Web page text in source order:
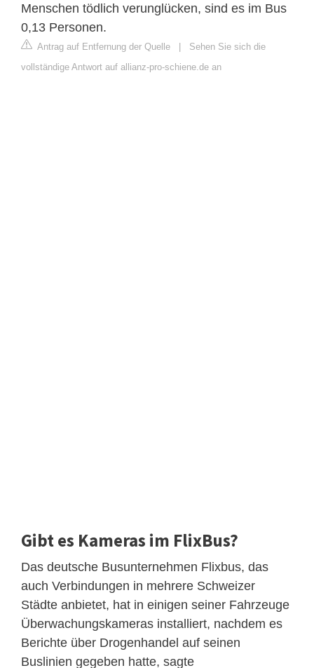
Menschen tödlich verunglücken, sind es im Bus
0,13 Personen.
Antrag auf Entfernung der Quelle | Sehen Sie sich die
vollständige Antwort auf allianz-pro-schiene.de an
Gibt es Kameras im FlixBus?
Das deutsche Busunternehmen Flixbus, das
auch Verbindungen in mehrere Schweizer
Städte anbietet, hat in einigen seiner Fahrzeuge
Überwachungskameras installiert, nachdem es
Berichte über Drogenhandel auf seinen
Buslinien gegeben hatte, sagte